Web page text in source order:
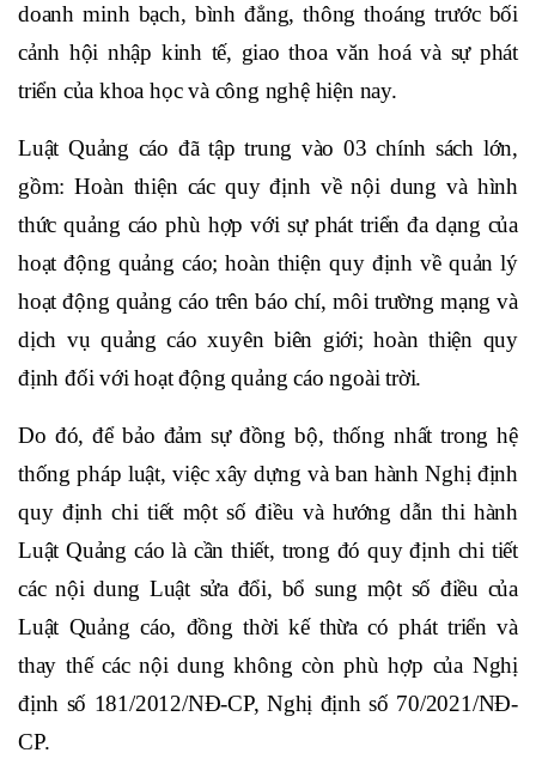
doanh minh bạch, bình đẳng, thông thoáng trước bối
cảnh hội nhập kinh tế, giao thoa văn hoá và sự phát
triển của khoa học và công nghệ hiện nay.
Luật Quảng cáo đã tập trung vào 03 chính sách lớn,
gồm: Hoàn thiện các quy định về nội dung và hình
thức quảng cáo phù hợp với sự phát triển đa dạng của
hoạt động quảng cáo; hoàn thiện quy định về quản lý
hoạt động quảng cáo trên báo chí, môi trường mạng và
dịch vụ quảng cáo xuyên biên giới; hoàn thiện quy
định đối với hoạt động quảng cáo ngoài trời.
Do đó, để bảo đảm sự đồng bộ, thống nhất trong hệ
thống pháp luật, việc xây dựng và ban hành Nghị định
quy định chi tiết một số điều và hướng dẫn thi hành
Luật Quảng cáo là cần thiết, trong đó quy định chi tiết
các nội dung Luật sửa đổi, bổ sung một số điều của
Luật Quảng cáo, đồng thời kế thừa có phát triển và
thay thế các nội dung không còn phù hợp của Nghị
định số 181/2012/NĐ-CP, Nghị định số 70/2021/NĐ-
CP.